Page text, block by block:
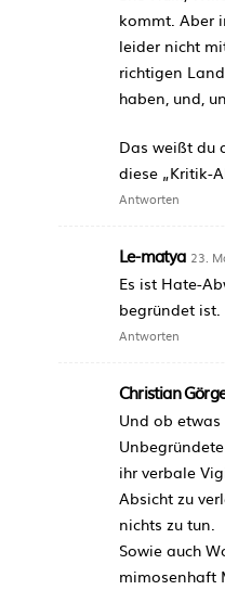
kommt. Aber
leider nicht
richtigen
haben, und,
Das weißt du
diese „Kritik-
Antworten
Le-matya 23.
Es ist Hate-
begründet ist.
Antworten
Christian
Und ob
ihr verbale
Absicht zu
nichts zu tun.
Sowie auch
mimosenhaft